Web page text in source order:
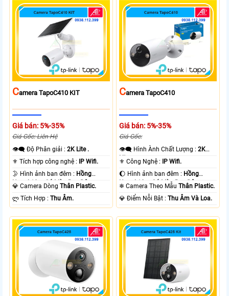
CAmera TapoC410 KIT
Giá bán: 5%-35%
Giá Gốc: Liên Hệ
👁️‍🗨 Độ Phân giải :2K Lite .
⚜️ Tích hợp công nghệ : IP Wifi.
🌛 Hình ảnh ban đêm : Hồng
Ngoại 10m Có Màu Ban Ðêm.
💎 Camera DòngThân Plastic.
️ლ Tích Hợp :Thu Âm.
CAmera TapoC410
Giá bán: 5%-35%
Giá Gốc:
👁️‍🗨 Hình Ành Chất Lượng :2K
Lite .
⚜️ Công Nghệ : IP Wifi.
🌔 Hình ảnh ban đêm : Hồng
Ngoại 10m Có Màu Ban Ðêm.
❄ Camera Theo MẫuThân Plastic.
️💎 Điểm Nỗi Bật :Thu Âm Và Loa.